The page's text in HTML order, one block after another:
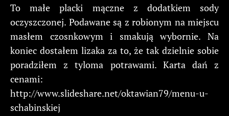
To małe placki mączne z dodatkiem sody
oczyszczonej. Podawane są z robionym na miejscu
masłem czosnkowym i smakują wybornie. Na
koniec dostałem lizaka za to, że tak dzielnie sobie
poradziłem z tyloma potrawami. Karta dań z
cenami:
http://www.slideshare.net/oktawian79/menu-u-
schabinskiej